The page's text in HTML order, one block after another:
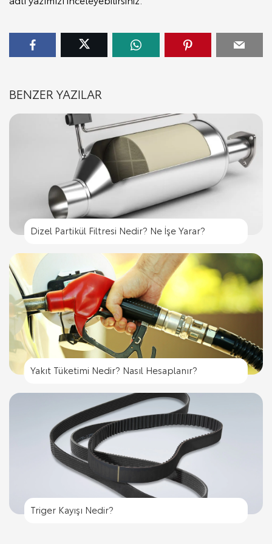
BENZER YAZILAR
Dizel Partikül Filtresi Nedir? Ne İşe Yarar?
Yakıt Tüketimi Nedir? Nasıl Hesaplanır?
Triger Kayışı Nedir?